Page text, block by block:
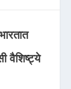
वैशिष्ट्ये